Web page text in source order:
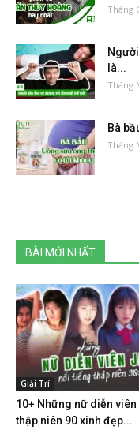
Tháng
là...
Tháng
Bà
Tháng
BÀI MỚI NHẤT
Giải Trí
10+ Những nữ diễn viên
thập niên 90 xinh đẹp...